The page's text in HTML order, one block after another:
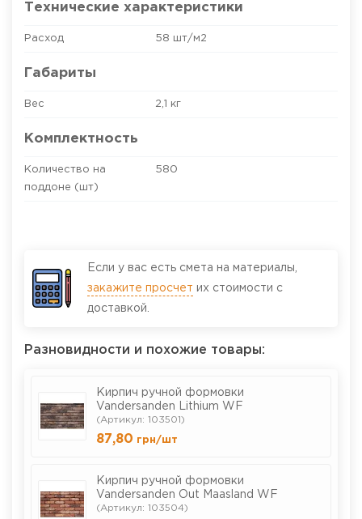
Технические характеристики
Расход 58 шт/м2
Габариты
Вес 2,1 кг
Комплектность
Количество на
поддоне (шт)
580
Если у вас есть смета на материалы,
закажите просчет их стоимости с
доставкой.
Разновидности и похожие товары:
Кирпич ручной формовки
Vandersanden Lithium WF
(Артикул: 103501)
87,80 грн/шт
Кирпич ручной формовки
Vandersanden Out Maasland WF
(Артикул: 103504)